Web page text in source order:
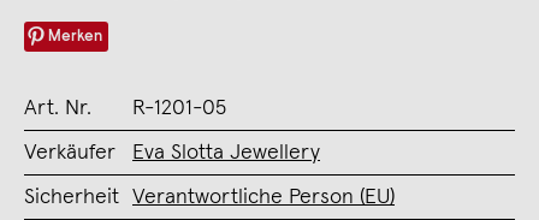
Merken
Art. Nr. R-1201-05
Verkäufer Eva Slotta Jewellery
Sicherheit Verantwortliche Person (EU)